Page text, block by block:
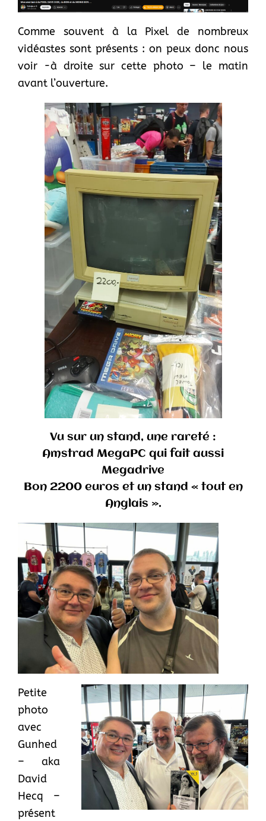
Comme souvent à la Pixel de nombreux
vidéastes sont présents : on peux donc nous
voir -à droite sur cette photo – le matin
avant l’ouverture.
Vu sur un stand, une rareté :
Amstrad MegaPC qui fait aussi
Megadrive
Bon 2200 euros et un stand « tout en
Anglais ».
Petite
photo
avec
Gunhed
– aka
David
Hecq –
présent